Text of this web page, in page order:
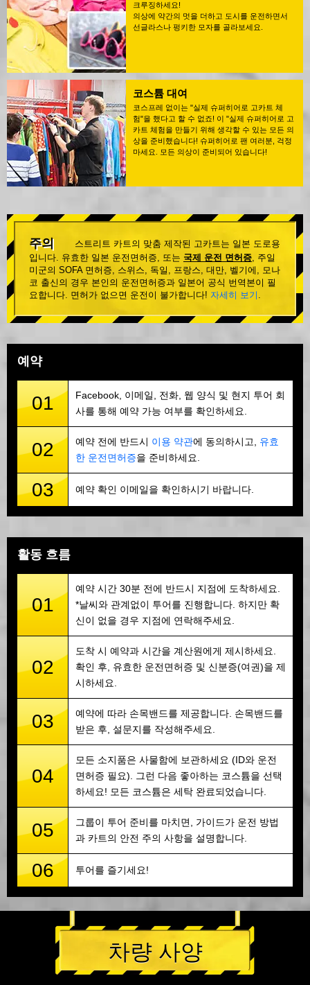
크루징하세요!
의상에 약간의 멋을 더하고 도시를 운전하면서
선글라스나 펑키한 모자를 골라보세요.
코스튬 대여
코스프레 없이는 "실제 슈퍼히어로 고카트 체
험"을 했다고 할 수 없죠! 이 "실제 슈퍼히어로 고
카트 체험을 만들기 위해 생각할 수 있는 모든 의
상을 준비했습니다! 슈퍼히어로 팬 여러분, 걱정
마세요. 모든 의상이 준비되어 있습니다!
주의
스트리트 카트의 맞춤 제작된 고카트는 일본 도로용
입니다. 유효한 일본 운전면허증, 또는 국제 운전 면허증, 주일
미군의 SOFA 면허증, 스위스, 독일, 프랑스, 대만, 벨기에, 모나
코 출신의 경우 본인의 운전면허증과 일본어 공식 번역본이 필
요합니다. 면허가 없으면 운전이 불가합니다! 자세히 보기 .
예약
01
Facebook, 이메일, 전화, 웹 양식 및 현지 투어 회
사를 통해 예약 가능 여부를 확인하세요.
02 예약 전에 반드시 이용 약관에 동의하시고, 유효
한 운전면허증을 준비하세요.
03 예약 확인 이메일을 확인하시기 바랍니다.
활동 흐름
01
예약 시간 30분 전에 반드시 지점에 도착하세요.
*날씨와 관계없이 투어를 진행합니다. 하지만 확
신이 없을 경우 지점에 연락해주세요.
02
도착 시 예약과 시간을 계산원에게 제시하세요.
확인 후, 유효한 운전면허증 및 신분증(여권)을 제
시하세요.
03
예약에 따라 손목밴드를 제공합니다. 손목밴드를
받은 후, 설문지를 작성해주세요.
04
모든 소지품은 사물함에 보관하세요 (ID와 운전
면허증 필요). 그런 다음 좋아하는 코스튬을 선택
하세요! 모든 코스튬은 세탁 완료되었습니다.
05
그룹이 투어 준비를 마치면, 가이드가 운전 방법
과 카트의 안전 주의 사항을 설명합니다.
06 투어를 즐기세요!
차량 사양